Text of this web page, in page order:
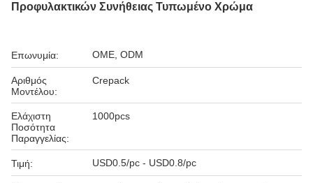
Προφυλακτικών Συνήθειας Τυπωμένο Χρώμα
Επωνυμία: OME, ODM
Αριθμός
Μοντέλου:
Crepack
Ελάχιστη
Ποσότητα
Παραγγελίας:
1000pcs
Τιμή: USD0.5/pc - USD0.8/pc